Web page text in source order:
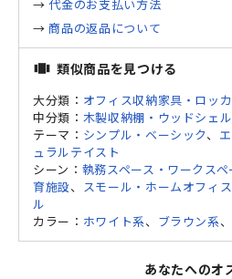
→代金のお支払い方法
→ 商品の返品について
view_carousel 類似商品を見つける
大分類： オフィス収納家具・ロッ
中分類： 木製収納棚・ウッドシェ
テーマ： シンプル・ベーシック、
ュラルテイスト
シーン： 執務スペース・ワークスペ
育施設、 スモール・ホームオフィス
ル
カラー： ホワイト系、 ブラウン系、
あなたへのオ